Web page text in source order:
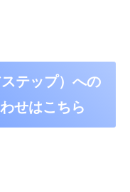
テップ）への
せはこちら